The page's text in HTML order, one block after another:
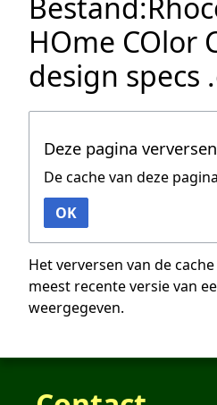
HOme COlor
design specs
Deze pagina verversen
De cache van deze
OK
Het verversen van de
meest recente versie van
weergegeven.